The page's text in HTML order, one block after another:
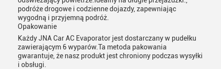
podróże drogowe i codzienne dojazdy, zapewniając
wygodną i przyjemną podróż.
Opakowanie
Każdy JNA Car AC Evaporator jest dostarczany w pudełku
zawierającym 6 wyparów.Ta metoda pakowania
gwarantuje, że nasz produkt jest chroniony podczas wysyłki
i obsługi.